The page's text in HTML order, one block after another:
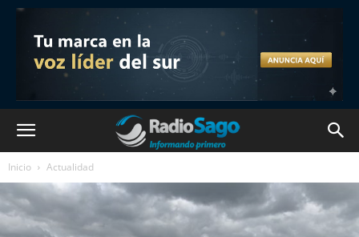
Inicio Actualidad